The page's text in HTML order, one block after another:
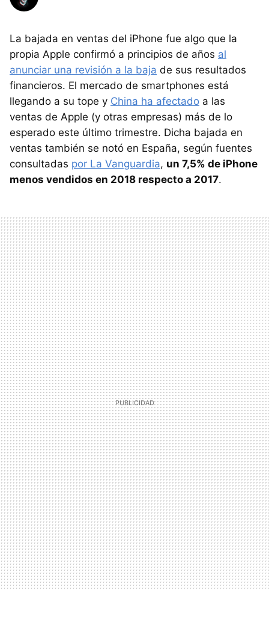
La bajada en ventas del iPhone fue algo que la
propia Apple confirmó a principios de años al
anunciar una revisión a la baja de sus resultados
financieros. El mercado de smartphones está
llegando a su tope y China ha afectado a las
ventas de Apple (y otras empresas) más de lo
esperado este último trimestre. Dicha bajada en
ventas también se notó en España, según fuentes
consultadas por La Vanguardia, un 7,5% de iPhone
menos vendidos en 2018 respecto a 2017.